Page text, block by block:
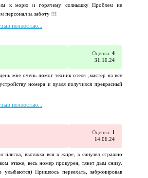
к морю и горячему солнышку Проблем не
персонал за заботу !!!
полностью...
Оценка: 4
31.10.24
мне очень помог техник отеля ,мастер на все
номера и вуаля получился прекрасный
полностью...
Оценка: 1
14.06.24
плитка, вытяжка вся в жире, в санузел страшно
этаже, весь номер прокурен, тянет дым снизу.
Пришлось переехать, забронировав